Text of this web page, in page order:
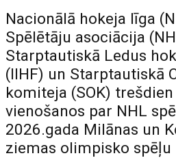
Nacionālā hokeja līga
Spēlētāju asociācija
Starptautiskā Ledus
(IIHF) un Starptautiskā
komiteja (SOK)
vienošanos par NHL
2026.gada Milānas un
ziemas olimpisko